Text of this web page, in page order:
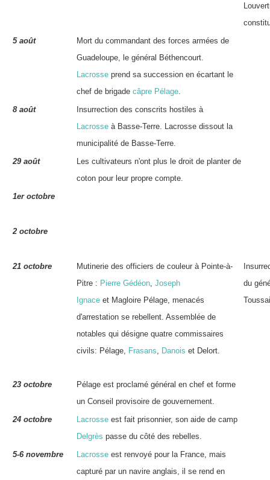
5 août
Mort du commandant des forces armées de
Guadeloupe, le général Béthencourt.
Lacrosse prend sa succession en écartant le
chef de brigade câpre Pélage
8 août
Insurrection des conscrits hostiles à
Lacrosse à Basse-Terre. Lacrosse dissout la
municipalité de Basse-Terre.
29 août
Les cultivateurs n'ont plus le droit de planter de
coton pour leur propre compte.
1er octobre
2 octobre
21 octobre
Mutinerie des officiers de couleur à Pointe-à-
Pitre : Pierre Gédéon Joseph
Ignace et Magloire Pélage , menacés
d'arrestation se rebellent. Assemblée de
notables qui désigne quatre commissaires
civils: Pélage Frasans Danois et Delort.
du
23 octobre Pélage est proclamé général en chef et forme
un Conseil provisoire de gouvernement.
24 octobre
Lacrosse est fait prisonnier, son aide de camp
Delgrès passe du côté des rebelles.
5-6 novembre
Lacrosse est renvoyé pour la France, mais
capturé par un navire anglais, il se rend en